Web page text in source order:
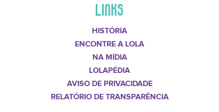
LINKS
HISTÓRIA
ENCONTRE A LOLA
NA MÍDIA
LOLAPÉDIA
AVISO DE PRIVACIDADE
RELATÓRIO DE TRANSPARÊNCIA